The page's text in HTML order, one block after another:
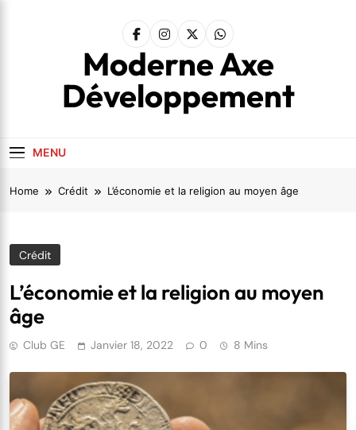
Moderne Axe
Développement
MENU
Home Crédit L’économie et la religion au moyen âge
Crédit
L’économie et la religion au moyen
âge
Club GE Janvier 18, 2022 0 8 Mins